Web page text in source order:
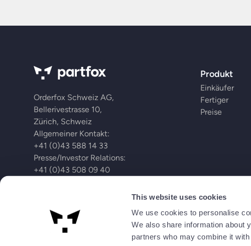
This website uses cookies
We use cookies to personalise
We also share information about
partners who may combine it
Orderfox Schweiz AG,
Bellerivestrasse 10,
Zürich, Schweiz
Allgemeiner Kontakt:
+41 (0)43 588 14 33
Presse/Investor Relations:
+41 (0)43 508 09 40
Produkt
Einkäufer
Fertiger
Preise